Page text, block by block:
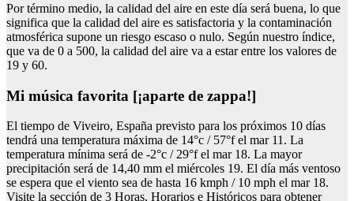
Por término medio, la calidad del aire en este día será buena, lo que
significa que la calidad del aire es satisfactoria y la contaminación
atmosférica supone un riesgo escaso o nulo. Según nuestro índice,
que va de 0 a 500, la calidad del aire va a estar entre los valores de
19 y 60.
Mi música favorita [¡aparte de zappa!]
El tiempo de Viveiro, España previsto para los próximos 10 días
tendrá una temperatura máxima de 14°c / 57°f el mar 11. La
temperatura mínima será de -2°c / 29°f el mar 18. La mayor
precipitación será de 14,40 mm el miércoles 19. El día más ventoso
se espera que el viento sea de hasta 16 kmph / 10 mph el mar 18.
Visite la sección de 3 Horas, Horarios e Históricos para obtener